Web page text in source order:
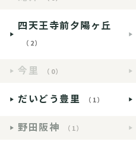
四天王寺前夕陽ヶ丘
（2）
今里 （0）
だいどう豊里 （1）
野田阪神 （1）